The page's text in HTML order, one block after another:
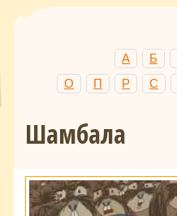
А Б
О
П Р С
Шамбала